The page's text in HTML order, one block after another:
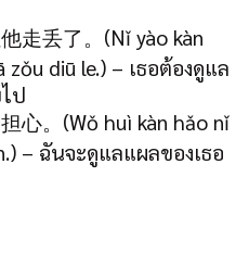
走丢了。(Nǐ yào kàn
diū le.) – เธอต้องดูแล
ป
心。(Wǒ huì kàn hǎo nǐ
– ฉันจะดูแลแผลของเธอ